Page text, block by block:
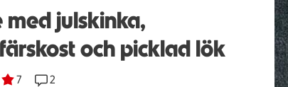
med julskinka,
och picklad lök
7
röstatReceptet har 2 kommentarer
2